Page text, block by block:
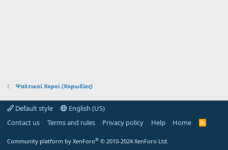
Ψαλτικοί Χοροί (Χορωδίες)
Default style
English (US)
Contact us
Terms and rules Privacy policy Help Home
R
Community platform by XenForo® © 2010-2024 XenForo Ltd.